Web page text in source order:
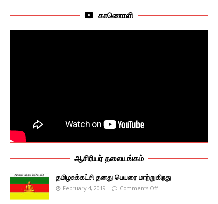
காணொளி
ஆசிரியர் தலையங்கம்
தமிழசுக்கட்சி தனது பெயரை மாற்றுகிறது
February 4, 2019 Comments Off